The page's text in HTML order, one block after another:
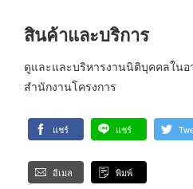
สินค้าและบริการ
ดูและและบริหารงานนิติบุคคลในอ
สำนักงานโครงการ
แชร์ แชร์
อีเมล พิมพ์